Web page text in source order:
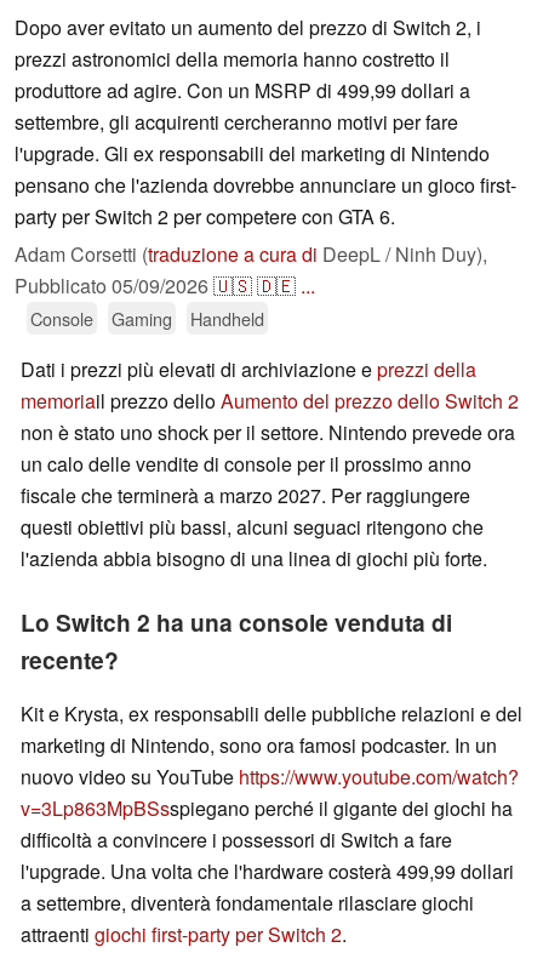
Dopo aver evitato un aumento del prezzo di Switch 2, i
prezzi astronomici della memoria hanno costretto il
produttore ad agire. Con un MSRP di 499,99 dollari a
settembre, gli acquirenti cercheranno motivi per fare
l'upgrade. Gli ex responsabili del marketing di Nintendo
pensano che l'azienda dovrebbe annunciare un gioco first-
party per Switch 2 per competere con GTA 6.
Adam Corsetti (traduzione a cura di DeepL / Ninh Duy),
Pubblicato 05/09/2026🇺🇸🇩🇪 ...
Console Gaming Handheld
Dati i prezzi più elevati di archiviazione eprezzi della
memoriail prezzo delloAumento del prezzo dello Switch 2
non è stato uno shock per il settore. Nintendo prevede ora
un calo delle vendite di console per il prossimo anno
fiscale che terminerà a marzo 2027. Per raggiungere
questi obiettivi più bassi, alcuni seguaci ritengono che
l'azienda abbia bisogno di una linea di giochi più forte.
Lo Switch 2 ha una console venduta di
recente?
Kit e Krysta, ex responsabili delle pubbliche relazioni e del
marketing di Nintendo, sono ora famosi podcaster. In un
nuovo video su YouTube https://www.youtube.com/watch?
v=3Lp863MpBSsspiegano perché il gigante dei giochi ha
difficoltà a convincere i possessori di Switch a fare
l'upgrade. Una volta che l'hardware costerà 499,99 dollari
a settembre, diventerà fondamentale rilasciare giochi
attraenti giochi first-party per Switch 2.